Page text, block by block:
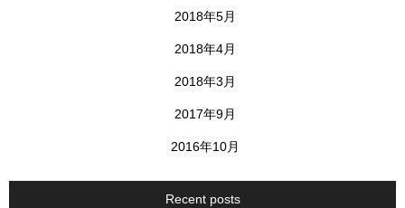
2018年5月
2018年4月
2018年3月
2017年9月
2016年10月
Recent posts